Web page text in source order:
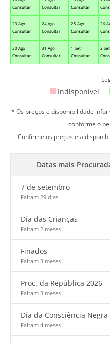
Consultar
Consultar
Consultar
23 Ago
Consultar
24 Ago
Consultar
25 Ago
Consultar
26
30 Ago
Consultar
31 Ago
Consultar
1 Set
Consultar
2 Set
Indisponível
* Os preços e disponibilidade
conforme o
Confirme os preços e a
Datas mais
7 de setembro
Faltam 29 dias
Dia das Crianças
Faltam 2 meses
Finados
Faltam 3 meses
Proc. da República 2026
Faltam 3 meses
Dia da Consciência Negra
Faltam 4 meses